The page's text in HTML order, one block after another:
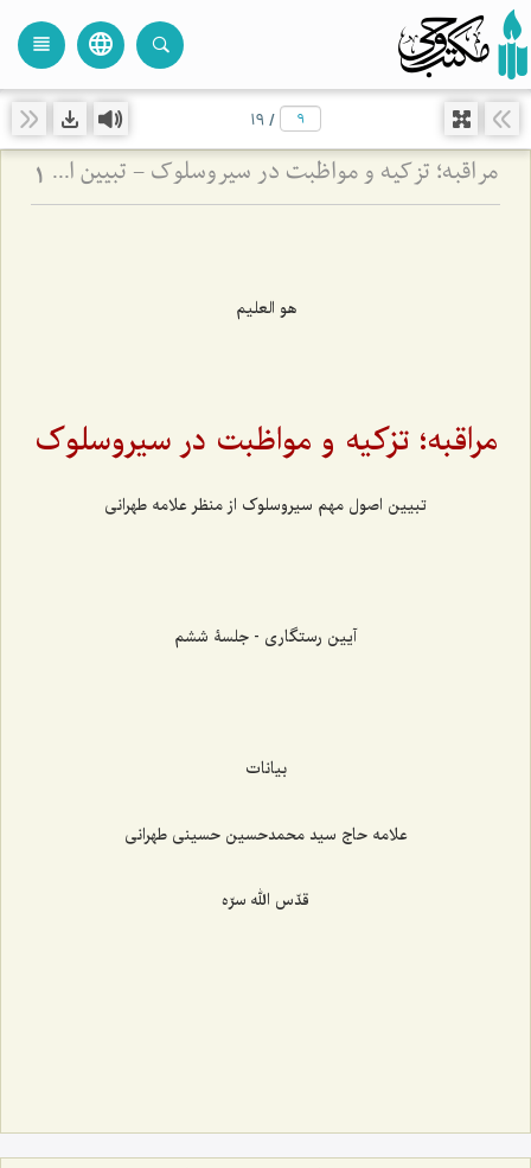
language
view_headline
/
19
مراقبه؛ تزكیه و مواظبت در سیروسلوك - تبیین اصول مهم سیروسلوک از منظر علامه طهرانی 1
هو العلیم
مراقبه؛ تزكیه و مواظبت در سیروسلوک
تبیین اصول مهم سیروسلوک از منظر علامه طهرانی
آیین رستگاری - جلسۀ ششم
بیانات
علامه حاج سید محمدحسين حسینی طهرانی
قدّس الله سرّه